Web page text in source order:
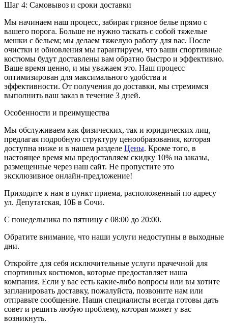
Шаг 4: Самовывоз и сроки доставки
Мы начинаем наш процесс, забирая грязное белье прямо с
вашего порога. Больше не нужно таскать с собой тяжелые
мешки с бельем; мы делаем тяжелую работу для вас. После
очистки и обновления мы гарантируем, что ваши спортивные
костюмы будут доставлены вам обратно быстро и эффективно.
Ваше время ценно, и мы уважаем это. Наш процесс
оптимизирован для максимального удобства и
эффективности. От получения до доставки, мы стремимся
выполнить ваш заказ в течение 3 дней.
Особенности и преимущества
Мы обслуживаем как физических, так и юридических лиц,
предлагая подробную структуру ценообразования, которая
доступна ниже и в нашем разделе Цены. Кроме того, в
настоящее время мы предоставляем скидку 10% на заказы,
размещенные через наш сайт. Не пропустите это
эксклюзивное онлайн-предложение!
Приходите к нам в пункт приема, расположенный по адресу
ул. Депутатская, 10Б в Сочи.
С понедельника по пятницу с 08:00 до 20:00.
Обратите внимание, что наши услуги недоступны в выходные
дни.
Откройте для себя исключительные услуги прачечной для
спортивных костюмов, которые предоставляет наша
компания. Если у вас есть какие-либо вопросы или вы хотите
запланировать доставку, пожалуйста, позвоните нам или
отправьте сообщение. Наши специалисты всегда готовы дать
совет и решить любую проблему, которая может у вас
возникнуть.